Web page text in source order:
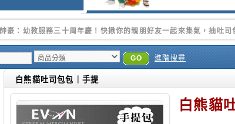
又快到了學校換季的時侯.更感謝各位好朋友的支持.帥豪永遠是您最好
GO 進階搜尋
白熊貓吐司包包｜手提
白熊貓